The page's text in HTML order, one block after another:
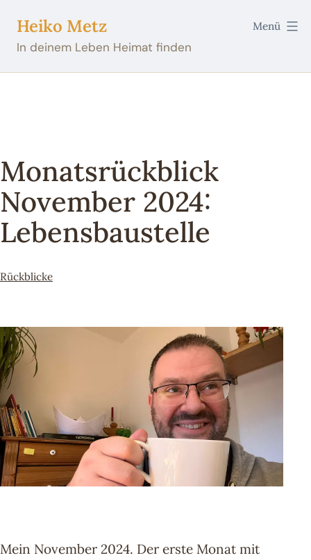
Inhalt
springen
Heiko Metz
In deinem Leben Heimat finden
Menü
Monatsrückblick
November 2024:
Lebensbaustelle
Kategorisiert
Rückblicke
Mein November 2024. Der erste Monat mit